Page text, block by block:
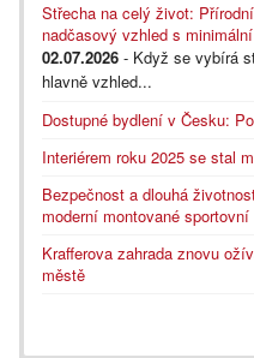
Střecha na celý život:
nadčasový vzhled s
02.07.2026 - Když se vybírá
hlavně vzhled...
Dostupné bydlení v Česku:
Interiérem roku 2025 se stal
Bezpečnost a dlouhá
moderní montované sportovní
Krafferova zahrada znovu
městě